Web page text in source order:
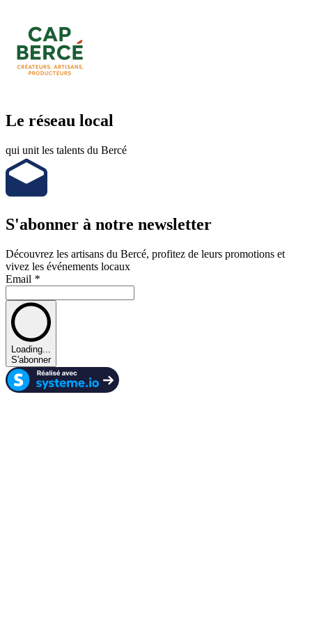
Le réseau local
qui unit les talents du Bercé
S'abonner à notre newsletter
Découvrez les artisans du Bercé, profitez de leurs promotions et
vivez les événements locaux
Email *
Loading...
S'abonner